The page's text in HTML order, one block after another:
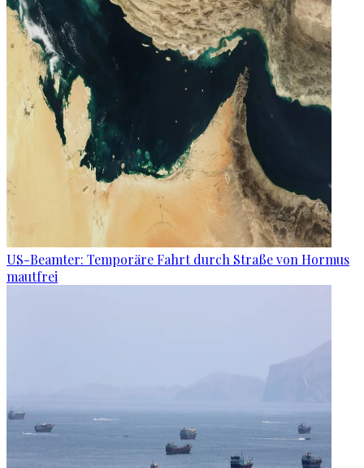
US-Beamter: Temporäre Fahrt durch Straße von Hormus
mautfrei